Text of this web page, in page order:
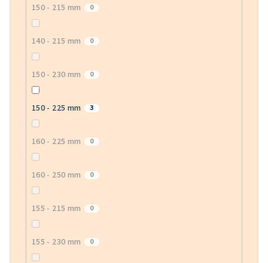
150 - 215 mm 0
140 - 215 mm 0
150 - 230 mm 0
150 - 225 mm 3
160 - 225 mm 0
160 - 250 mm 0
155 - 215 mm 0
155 - 230 mm 0